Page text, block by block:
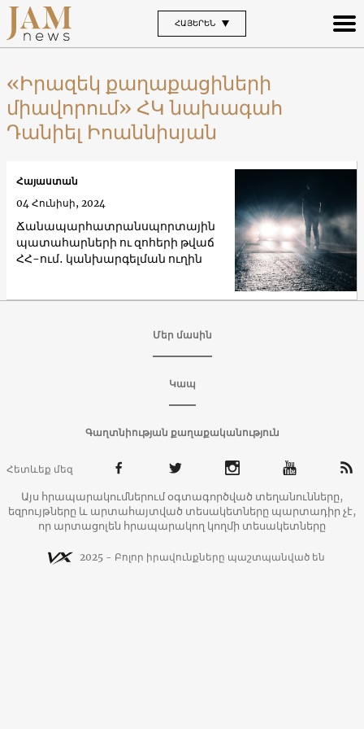
ՀԱՅԵՐԵՆ
«Իրազեկ քաղաքացիների
միավորում» ՀԿ նախագահ
Դանիել Իոաննիսյան
Ճանապարհատրանսպորտային
պատահարների ու զոհերի թվաճ
ՀՀ-ում․ կանխարգելման ուղին
Հայաստան
04 Հունիսի, 2024
Մեր մասին
Կապ
Գաղտնիության քաղաքականություն
Հետևեք մեզ
Այս հրապարակումներում օգտագործված տեղանունները,
եզրույթները և արտահայտված տեսակետները պարտադիր չէ,
որ արտացոլեն հրապարակող կողմի տեսակետները
2025 - Բոլոր իրավունքները պաշտպանված են